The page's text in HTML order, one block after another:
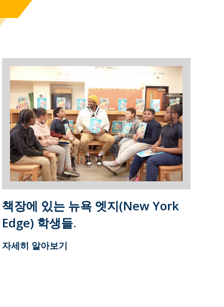
책장에 있는 뉴욕 엣지(New York
Edge) 학생들.
자세히 알아보기